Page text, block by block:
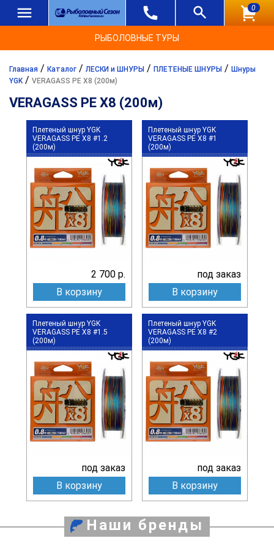
0
РЫБОЛОВНЫЕ ТУРЫ
Главная / Каталог / ЛЕСКИ и ШНУРЫ / ПЛЕТЕНЫЕ ШНУРЫ / Шнуры
YGK/ VERAGASS PE X8 (200м)
VERAGASS PE X8 (200м)
Плетеный шнур YGK
VERAGASS PE X8 #1.2
(200м)
2 700 р.
В корзину
Плетеный шнур YGK
VERAGASS PE X8 #1
(200м)
под заказ
В корзину
Плетеный шнур YGK
VERAGASS PE X8 #1.5
(200м)
под заказ
В корзину
Плетеный шнур YGK
VERAGASS PE X8 #2
(200м)
под заказ
В корзину
Наши бренды